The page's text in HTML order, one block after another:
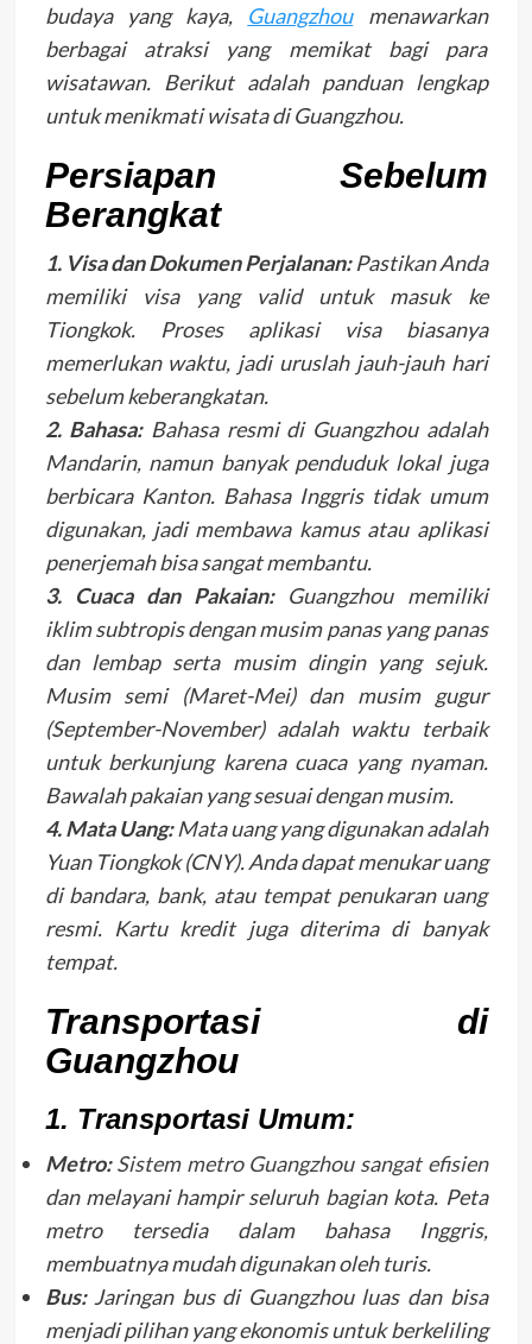
budaya yang kaya, Guangzhoumenawarkan
berbagai atraksi yang memikat bagi para
wisatawan. Berikut adalah panduan lengkap
untuk menikmati wisata di Guangzhou.
Persiapan Sebelum
Berangkat
1. Visa dan Dokumen Perjalanan:Pastikan Anda
memiliki visa yang valid untuk masuk ke
Tiongkok. Proses aplikasi visa biasanya
memerlukan waktu, jadi uruslah jauh-jauh hari
sebelum keberangkatan.
2. Bahasa:Bahasa resmi di Guangzhou adalah
Mandarin, namun banyak penduduk lokal juga
berbicara Kanton. Bahasa Inggris tidak umum
digunakan, jadi membawa kamus atau aplikasi
penerjemah bisa sangat membantu.
3. Cuaca dan Pakaian:Guangzhou memiliki
iklim subtropis dengan musim panas yang panas
dan lembap serta musim dingin yang sejuk.
Musim semi (Maret-Mei) dan musim gugur
(September-November) adalah waktu terbaik
untuk berkunjung karena cuaca yang nyaman.
Bawalah pakaian yang sesuai dengan musim.
4. Mata Uang:Mata uang yang digunakan adalah
Yuan Tiongkok (CNY). Anda dapat menukar uang
di bandara, bank, atau tempat penukaran uang
resmi. Kartu kredit juga diterima di banyak
tempat.
Transportasi di
Guangzhou
1. Transportasi Umum:
Metro: Sistem metro Guangzhou sangat efisien
dan melayani hampir seluruh bagian kota. Peta
metro tersedia dalam bahasa Inggris,
membuatnya mudah digunakan oleh turis.
Bus:Jaringan bus di Guangzhou luas dan bisa
menjadi pilihan yang ekonomis untuk berkeliling